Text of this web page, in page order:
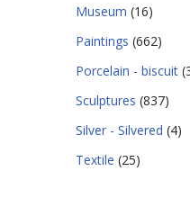
Museum (16)
Paintings (662)
Porcelain - biscuit
Sculptures (837)
Silver - Silvered (4)
Textile (25)